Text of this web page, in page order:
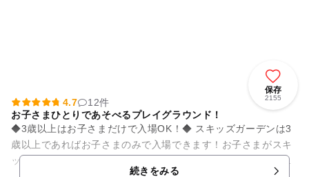
保存
2155
4.7
12件
お子さまひとりであそべるプレイグラウンド！
◆3歳以上はお子さまだけで入場OK！◆ スキッズガーデンは3
歳以上であればお子さまのみで入場できます！お子さまがスキ
ッズガーデンであそんでいる間に、買い物やカフェなど自分だ
続きをみる